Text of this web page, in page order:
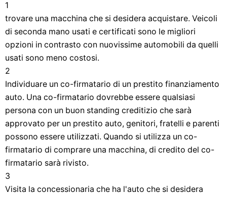
1
trovare una macchina che si desidera acquistare. Veicoli
di seconda mano usati e certificati sono le migliori
opzioni in contrasto con nuovissime automobili da quelli
usati sono meno costosi.
2
Individuare un co-firmatario di un prestito finanziamento
auto. Una co-firmatario dovrebbe essere qualsiasi
persona con un buon standing creditizio che sarà
approvato per un prestito auto, genitori, fratelli e parenti
possono essere utilizzati. Quando si utilizza un co-
firmatario di comprare una macchina, di credito del co-
firmatario sarà rivisto.
3
Visita la concessionaria che ha l'auto che si desidera